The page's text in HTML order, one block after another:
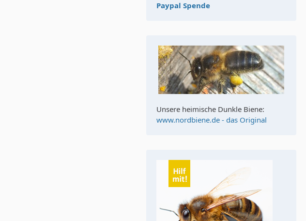
Paypal Spende
Unsere heimische Dunkle Biene:
www.nordbiene.de - das Original